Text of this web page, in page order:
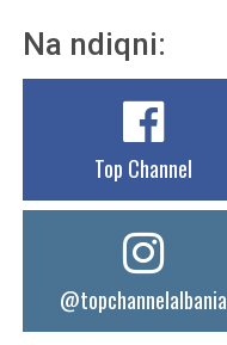
Na ndiqni:
Top Channel
@topchannelalbania